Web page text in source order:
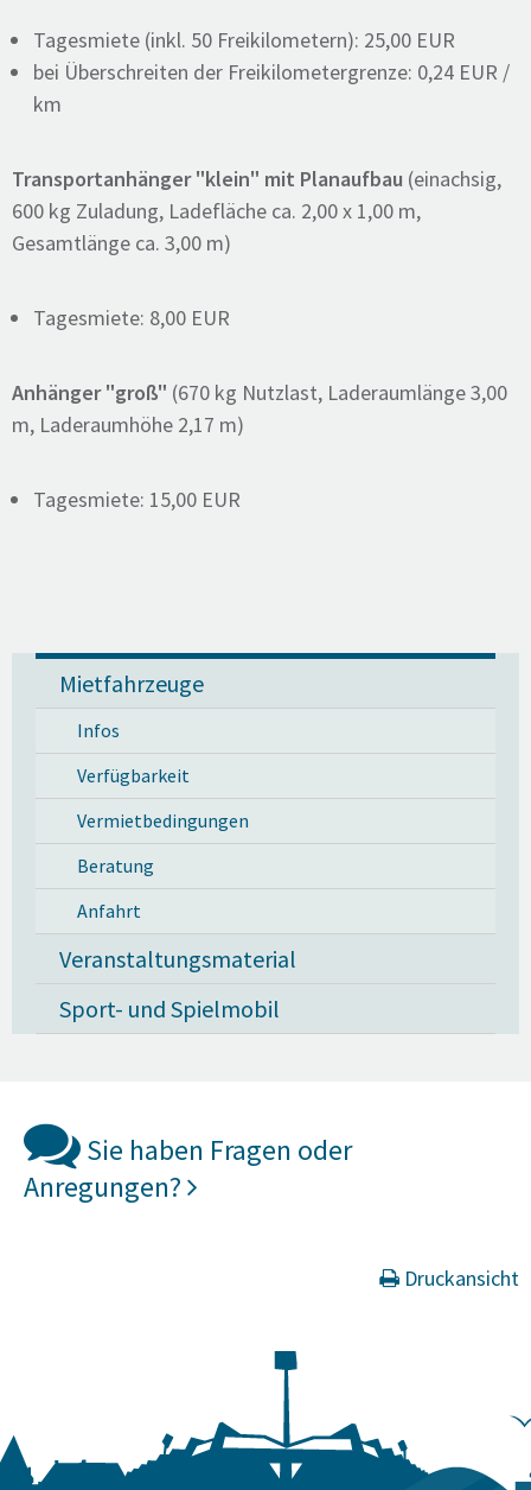
Tagesmiete (inkl. 50 Freikilometern): 25,00 EUR
bei Überschreiten der Freikilometergrenze: 0,24 EUR /
km
Transportanhänger "klein" mit Planaufbau (einachsig,
600 kg Zuladung, Ladefläche ca. 2,00 x 1,00 m,
Gesamtlänge ca. 3,00 m)
Tagesmiete: 8,00 EUR
Anhänger "groß" (670 kg Nutzlast, Laderaumlänge 3,00
m, Laderaumhöhe 2,17 m)
Tagesmiete: 15,00 EUR
Mietfahrzeuge
Infos
Verfügbarkeit
Vermietbedingungen
Beratung
Anfahrt
Veranstaltungsmaterial
Sport- und Spielmobil
Sie haben Fragen oder
Anregungen?
Druckansicht